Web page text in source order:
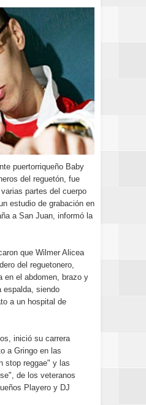
puertorriqueño Baby
del reguetón, fue
partes del cuerpo
estudio de grabación en
a San Juan, informó la
que Wilmer Alicea
del reguetonero,
en el abdomen, brazo y
espalda, siendo
a un hospital de
inició su carrera
a Gringo en las
stop reggae" y las
de los veteranos
Playero y DJ